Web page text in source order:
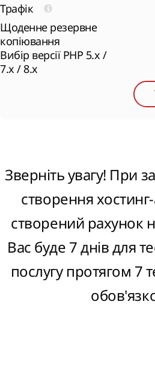
Трафік
Щоденне резервне
копіювання
Вибір версії PHP 5.x /
7.x / 8.x
Зверніть увагу! При
створення
створений рахунок
Вас буде 7 днів для
послугу протягом 7